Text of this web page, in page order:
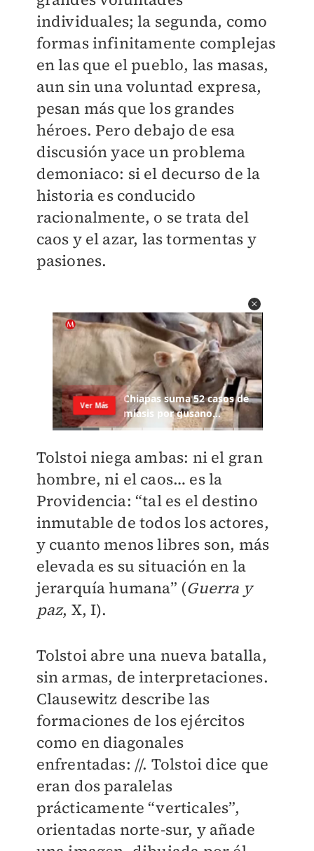
individuales; la segunda, como
formas infinitamente complejas
en las que el pueblo, las masas,
aun sin una voluntad expresa,
pesan más que los grandes
héroes. Pero debajo de esa
discusión yace un problema
demoniaco: si el decurso de la
historia es conducido
racionalmente, o se trata del
caos y el azar, las tormentas y
pasiones.
Tolstoi niega ambas: ni el gran
hombre, ni el caos… es la
Providencia: “tal es el destino
inmutable de todos los actores,
y cuanto menos libres son, más
elevada es su situación en la
jerarquía humana” (Guerra y
paz, X, I).
Tolstoi abre una nueva batalla,
sin armas, de interpretaciones.
Clausewitz describe las
formaciones de los ejércitos
como en diagonales
enfrentadas: //. Tolstoi dice que
eran dos paralelas
prácticamente “verticales”,
orientadas norte-sur, y añade